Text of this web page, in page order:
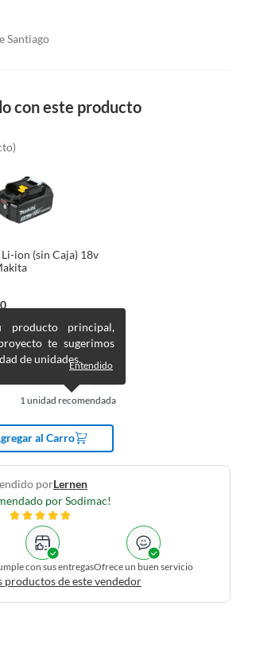
Santiago
con este producto
ion (sin Caja) 18v
1 unidad recomendada
producto principal,
te sugerimos
de unidades.Entendido
al Carro
porLernen
por Sodimac!
con sus entregasOfrece un buen servicio
productos de este vendedor